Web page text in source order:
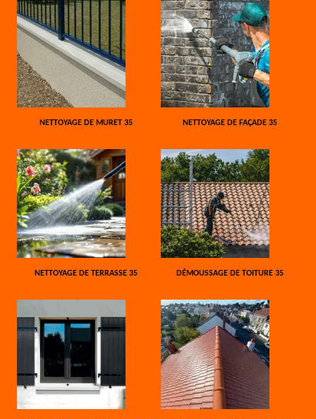
NETTOYAGE DE MURET 35 NETTOYAGE DE FAÇADE 35
NETTOYAGE DE TERRASSE 35 DÉMOUSSAGE DE TOITURE 35